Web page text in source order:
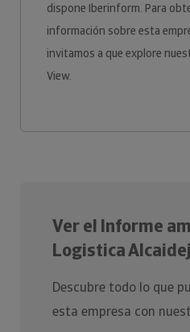
dispone Iberinform. Para
información sobre esta
invitamos a que explore
View.
Ver el Informe
Logistica
Descubre todo lo que
esta empresa con